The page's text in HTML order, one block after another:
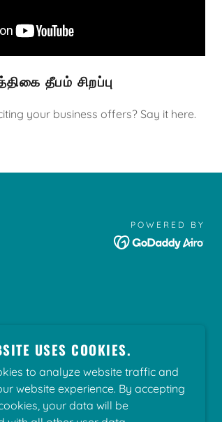
தீபம் சிறப்பு
your business offers? Say it here.
POWERED BY
USES COOKIES.
to analyze website traffic and
website experience. By accepting
your data will be